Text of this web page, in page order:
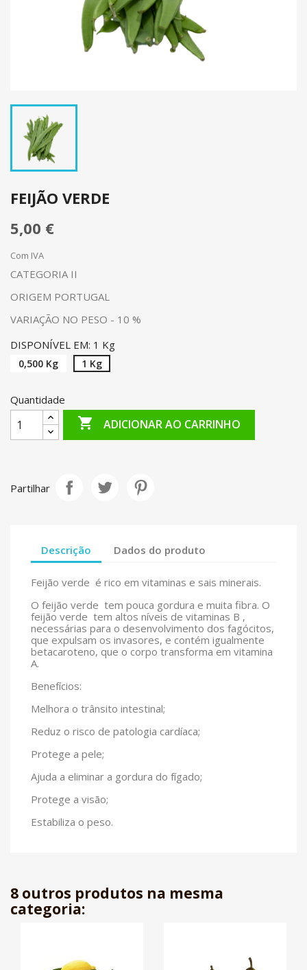
FEIJÃO VERDE
5,00 €
Com IVA
CATEGORIA II
ORIGEM PORTUGAL
VARIAÇÃO NO PESO - 10 %
DISPONÍVEL EM: 1 Kg
0,500 Kg 1 Kg
Quantidade
 ADICIONAR AO CARRINHO
Partilhar
Descrição Dados do produto
Feijão verde é rico em vitaminas e sais minerais.
O feijão verde tem pouca gordura e muita fibra. O
feijão verde tem altos níveis de vitaminas B ,
necessárias para o desenvolvimento dos fagócitos,
que expulsam os invasores, e contém igualmente
betacaroteno, que o corpo transforma em vitamina
A.
Benefícios:
Melhora o trânsito intestinal;
Reduz o risco de patologia cardíaca;
Protege a pele;
Ajuda a eliminar a gordura do fígado;
Protege a visão;
Estabiliza o peso.
8 outros produtos na mesma
categoria: